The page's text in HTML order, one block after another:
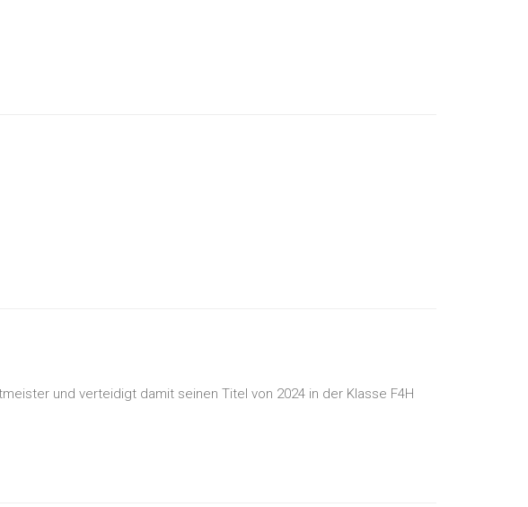
und verteidigt damit seinen Titel von 2024 in der Klasse F4H